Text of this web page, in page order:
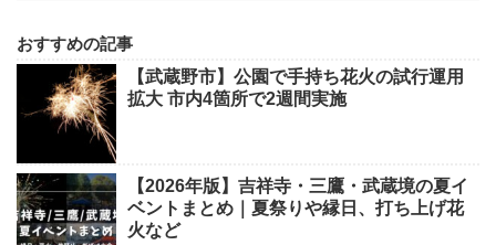
おすすめの記事
【武蔵野市】公園で手持ち花火の試行運用
拡大 市内4箇所で2週間実施
【2026年版】吉祥寺・三鷹・武蔵境の夏イ
ベントまとめ｜夏祭りや縁日、打ち上げ花
火など